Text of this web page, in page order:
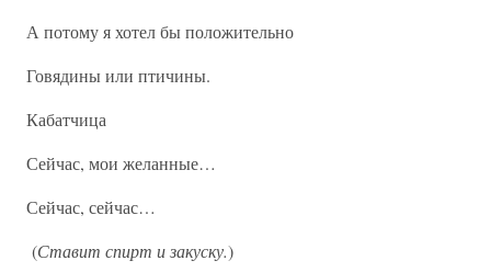
А потому я хотел бы положительно
Говядины или птичины.
Кабатчица
Сейчас, мои желанные…
Сейчас, сейчас…
(Ставит спирт и закуску.)